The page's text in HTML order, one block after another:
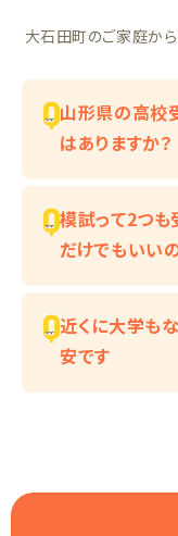
大石田町のご家庭から
山形県の高校
はありますか？
模試って2つも
だけでもいい
近くに大学も
安です